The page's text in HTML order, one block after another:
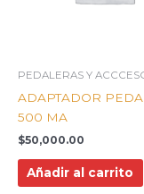
PEDALERAS Y
ADAPTADOR
500 MA
$50,000.00
Añadir al carrito